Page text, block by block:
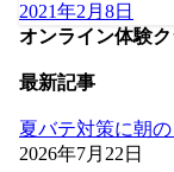
2021年2月8日
オンライン体験
最新記事
夏バテ対策に朝
2026年7月22日